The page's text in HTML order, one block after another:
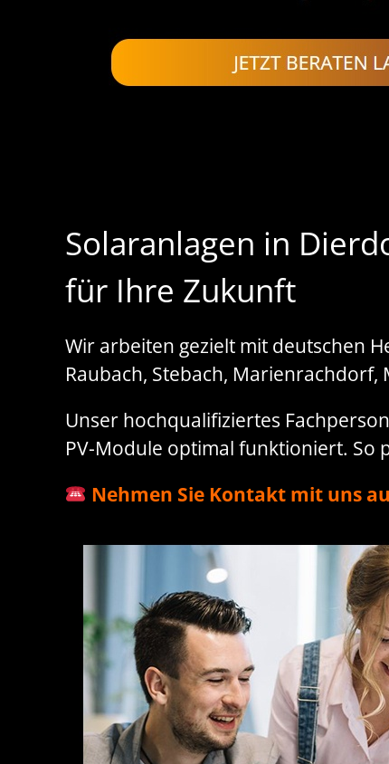
Solaranlagen in
für Ihre Zukunft
Wir arbeiten gezielt mit deutschen
Raubach, Stebach,
Unser hochqualifiziertes
PV-Module optimal funktioniert. So
Nehmen Sie Kontakt mit uns